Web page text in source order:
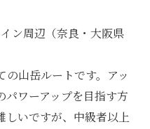
ン周辺（奈良・大阪県
山岳ルートです。アッ
パワーアップを目指す方
しいですが、中級者以上